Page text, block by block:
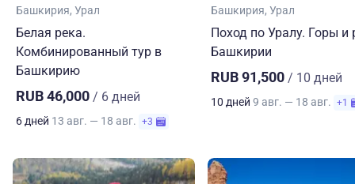
Башкирия Урал
Белая река.
Комбинированный тур в
Башкирию
RUB 46,000 / 6 дней
6 дней 13 авг. — 18 авг. +3
Башкирия Урал
Поход по Уралу. Горы и
Башкирии
RUB 91,500 / 10 дней
10 дней 9 авг. — 18 авг. +1